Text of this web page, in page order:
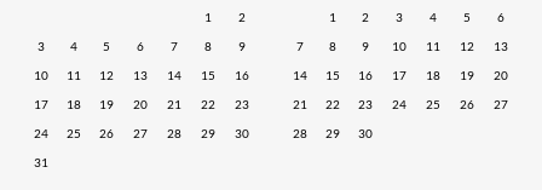
1
2
3
4 5 6 7 8
9
10
11 12 13 14 15
16
17
18 19 20 21 22
23
24
25 26 27 28 29
30
31
1
2 3 4 5
6
7
8 9 10 11 12
13
14
15 16 17 18 19
20
21
22 23 24 25 26
27
28
29 30